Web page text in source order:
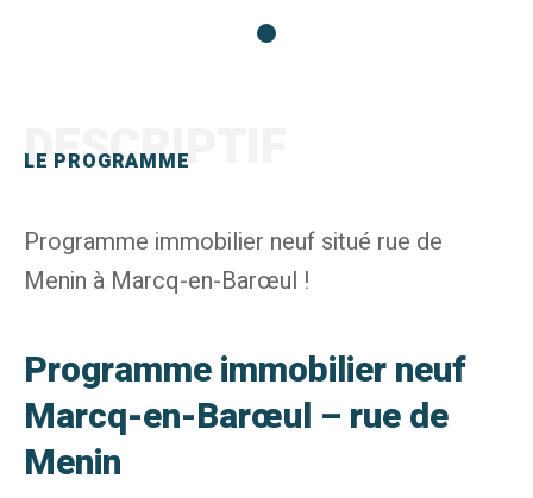
LE PROGRAMME
DESCRIPTIF
Programme immobilier neuf situé rue de
Menin à Marcq-en-Barœul !
Programme immobilier neuf
Marcq-en-Barœul – rue de
Menin